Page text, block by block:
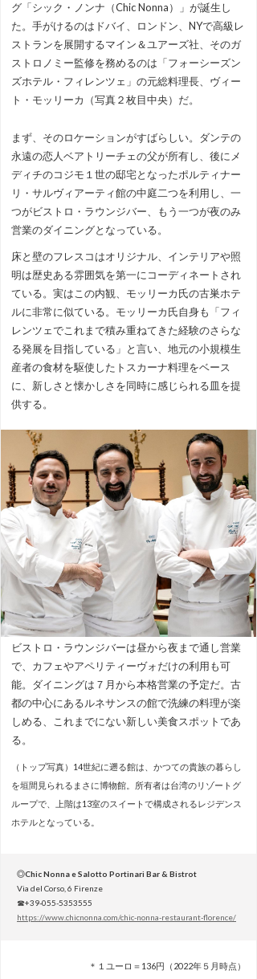
グ「シック・ノンナ（Chic Nonna）」が誕生し
た。手がけるのはドバイ、ロンドン、NYで高級レ
ストランを展開するマイン＆ユアーズ社、そのガ
ストロノミー監修を務めるのは「フォーシーズン
ズホテル・フィレンツェ」の元総料理長、ヴィー
ト・モッリーカ（写真２枚目中央）だ。
まず、そのロケーションがすばらしい。ダンテの
永遠の恋人ベアトリーチェの父が所有し、後にメ
ディチのコジモ１世の邸宅となったポルティナー
リ・サルヴィアーティ館の中庭二つを利用し、一
つがビストロ・ラウンジバー、もう一つが夜のみ
営業のダイニングとなっている。
床と壁のフレスコはオリジナル、インテリアや照
明は歴史ある雰囲気を第一にコーディネートされ
ている。実はこの内観、モッリーカ氏の古巣ホテ
ルに非常に似ている。モッリーカ氏自身も「フィ
レンツェでこれまで積み重ねてきた経験のさらな
る発展を目指している」と言い、地元の小規模生
産者の食材を駆使したトスカーナ料理をベース
に、新しさと懐かしさを同時に感じられる皿を提
供する。
ビストロ・ラウンジバーは昼から夜まで通し営業
で、カフェやアペリティーヴォだけの利用も可
能。ダイニングは７月から本格営業の予定だ。古
都の中心にあるルネサンスの館で洗練の料理が楽
しめる、これまでにない新しい美食スポットであ
る。
（トップ写真）14世紀に遡る館は、かつての貴族の暮らし
を垣間見られるまさに博物館。所有者は台湾のリゾートグ
ループで、上階は13室のスイートで構成されるレジデンス
ホテルとなっている。
◎Chic Nonna e Salotto Portinari Bar & Bistrot
Via del Corso, 6 Firenze
☎+39-055-5353555
https://www.chicnonna.com/chic-nonna-restaurant-florence/
＊１ユーロ＝136円（2022年５月時点）